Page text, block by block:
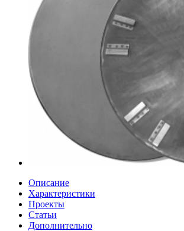
Описание
Характеристики
Проекты
Статьи
Дополнительно